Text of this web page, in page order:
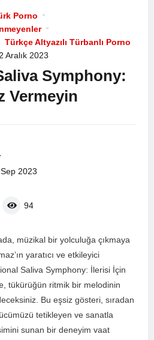
Porno
Türkçe Altyazılı Türbanlı Porno
Aralık 2023
Symphony:
Vermeyin
2023
94
müzikal bir yolculuğa çıkmaya
yaratıcı ve etkileyici
Saliva Symphony: İlerisi İçin
‌tükürüğün ritmik bir melodinin
Bu eşsiz gösteri, sıradan
tetikleyen ve sanatla
sunan bir‌ deneyim vaat